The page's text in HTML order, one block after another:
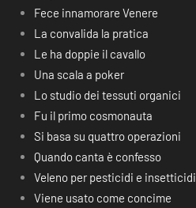
Fece innamorare Venere
La convalida la pratica
Le ha doppie il cavallo
Una scala a poker
Lo studio dei tessuti organici
Fu il primo cosmonauta
Si basa su quattro operazioni
Quando canta è confesso
Veleno per pesticidi e insetticidi
Viene usato come concime